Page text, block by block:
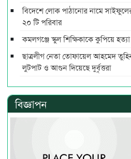
বিদেশে লোক পাঠানোর নামে
২০ টি পরিবার
কমলগঞ্জে স্কুল শিক্ষিকাকে কুপিয়ে
ছাত্রলীগ নেতা তোফায়েল আহমেদ
লুটপাট ও আগুন দিয়েছে দুর্বৃত্তরা
বিজ্ঞাপন